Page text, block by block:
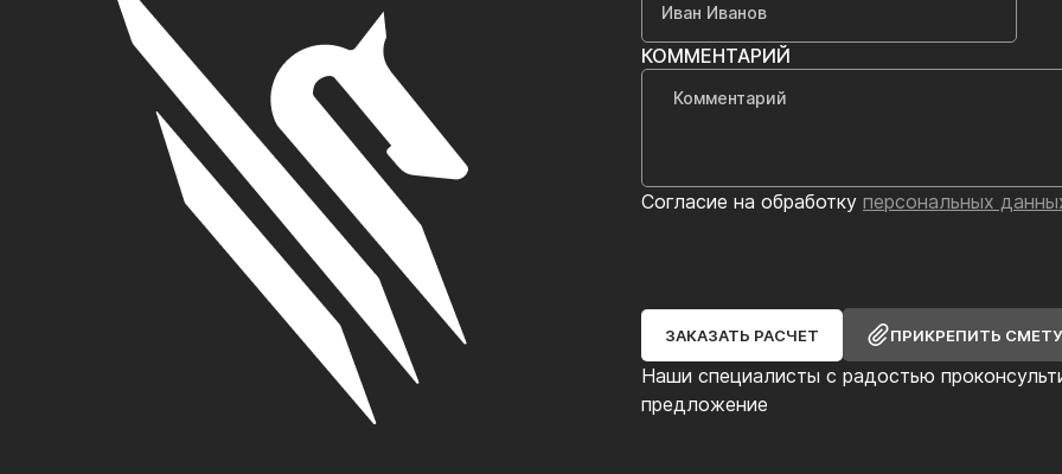
Наши специалисты с радостью
предложение
КОММЕНТАРИЙ
Согласие на обработку персональных
ЗАКАЗАТЬ РАСЧЕТ ПРИКРЕПИТЬ СМЕТУ